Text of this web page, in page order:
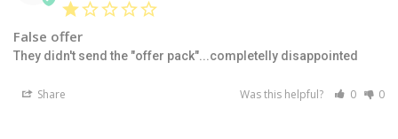
False offer
They didn't send the "offer pack"...completelly disappointed
Share Was this helpful? 0 0